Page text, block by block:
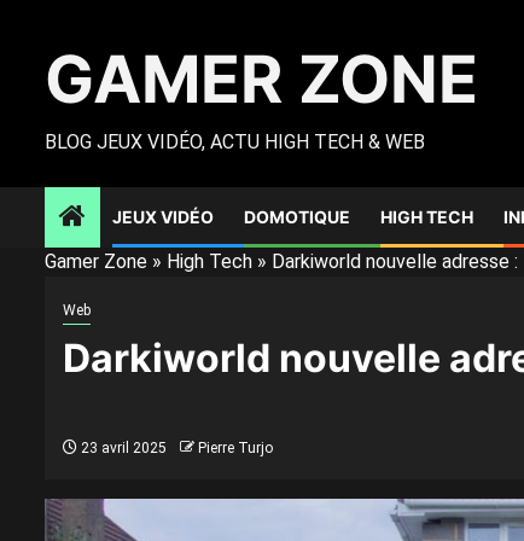
contentGAMER ZONE
BLOG JEUX VIDÉO, ACTU HIGH TECH & WEB
JEUX VIDÉO DOMOTIQUE HIGH TECH
Gamer Zone » High Tech » Darkiworld nouvelle adresse
Web
Darkiworld nouvelle
23 avril 2025 Pierre Turjo